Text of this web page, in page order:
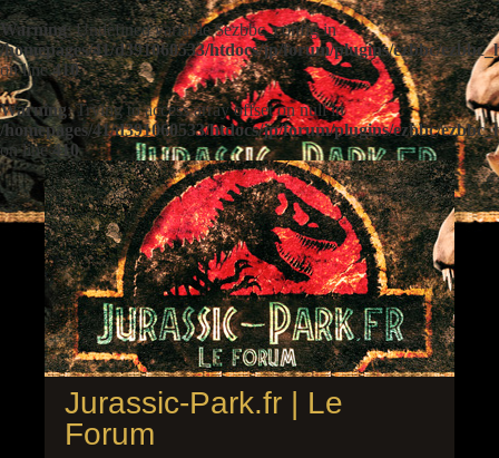
Warning: Undefined variable $ezbbc_config in
/homepages/41/d391060533/htdocs/jp/forum/plugins/ezbbc/
on line410
Warning: Trying to access array offset on null in
/homepages/41/d391060533/htdocs/jp/forum/plugins/ezbbc/
on line410
Jurassic-Park.fr | Le
Forum